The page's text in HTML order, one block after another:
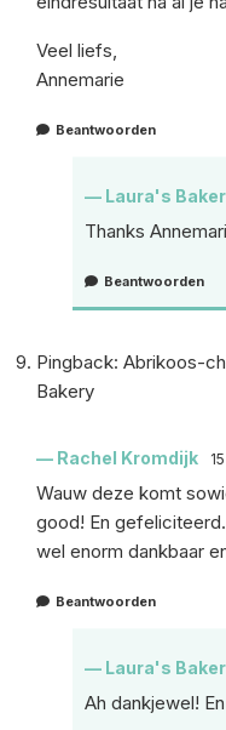
Veel liefs,
Annemarie
Beantwoorden
Laura's
Thanks
Beantwoorden
Pingback: Abrikoos-
Bakery
Rachel Kromdijk
Wauw deze komt
good! En
wel enorm dankbaar
Beantwoorden
Laura's
Ah dankjewel!